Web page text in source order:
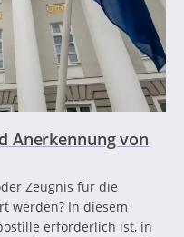
Anerkennung von
Zeugnis für die
werden? In diesem
erforderlich ist, in